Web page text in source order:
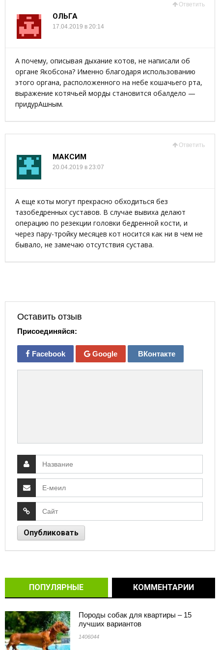
Ответить
ОЛЬГА
17.04.2019 в 20:14
А почему, описывая дыхание котов, не написали об
органе Якобсона? Именно благодаря использованию
этого органа, расположенного на небе кошачьего рта,
выражение котячьей морды становится обалдело —
придурАшным.
Ответить
МАКСИМ
20.04.2019 в 23:07
А еще коты могут прекрасно обходиться без
тазобедренных суставов. В случае вывиха делают
операцию по резекции головки бедренной кости, и
через пару-тройку месяцев кот носится как ни в чем не
бывало, не замечаю отсутствия сустава.
Оставить отзыв
Присоединяйся:
Facebook Google ВКонтакте
ПОПУЛЯРНЫЕ КОММЕНТАРИИ
Породы собак для квартиры – 15
лучших вариантов
1406044